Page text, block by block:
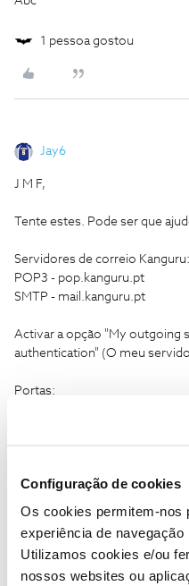
Configuração de cookies
Os cookies permitem-nos
experiência de
Utilizamos cookies e/ou
nossos websites ou
1 pessoa gostou
Jay6
J M F,
Tente estes. Pode ser que
Servidores de correio Kanguru:
POP3 - pop.kanguru.pt
SMTP - mail.kanguru.pt
Activar a opção "My outgoing
authentication" (O meu
Portas:
Agradeço mas não